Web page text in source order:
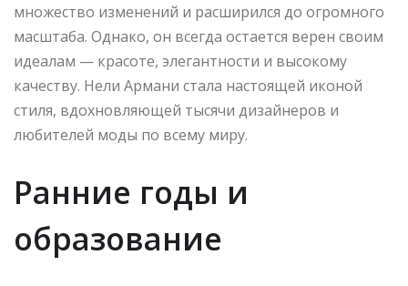
множество изменений и расширился до огромного
масштаба. Однако, он всегда остается верен своим
идеалам — красоте, элегантности и высокому
качеству. Нели Армани стала настоящей иконой
стиля, вдохновляющей тысячи дизайнеров и
любителей моды по всему миру.
Ранние годы и
образование